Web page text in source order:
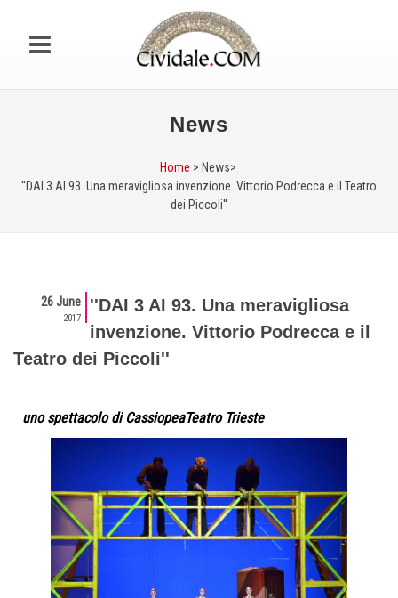
News
Home > News>
''DAI 3 AI 93. Una meravigliosa invenzione. Vittorio Podrecca e il Teatro
dei Piccoli''
26 June
2017
''DAI 3 AI 93. Una meravigliosa
invenzione. Vittorio Podrecca e il
Teatro dei Piccoli''
uno spettacolo di CassiopeaTeatro Trieste